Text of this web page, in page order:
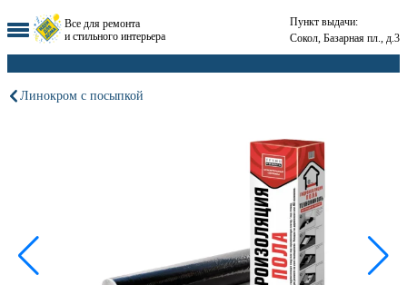
Все для ремонта
и стильного интерьера
Пункт выдачи:
Сокол, Базарная пл., д.3
Линокром с посыпкой